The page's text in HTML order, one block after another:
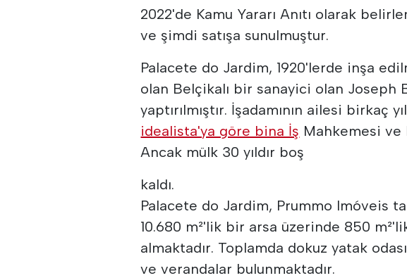
2022'de Kamu Yararı Anıtı olarak
ve şimdi satışa sunulmuştur.
Palacete do Jardim, 1920'lerde inşa
olan Belçikalı bir sanayici olan Joseph
yaptırılmıştır. İşadamının ailesi birkaç
idealista'ya göre bina İş Mahkemesi ve
Ancak mülk 30 yıldır boş
kaldı.
Palacete do Jardim, Prummo Imóveis
10.680 m²'lik bir arsa üzerinde 850
almaktadır. Toplamda dokuz yatak
ve verandalar bulunmaktadır.